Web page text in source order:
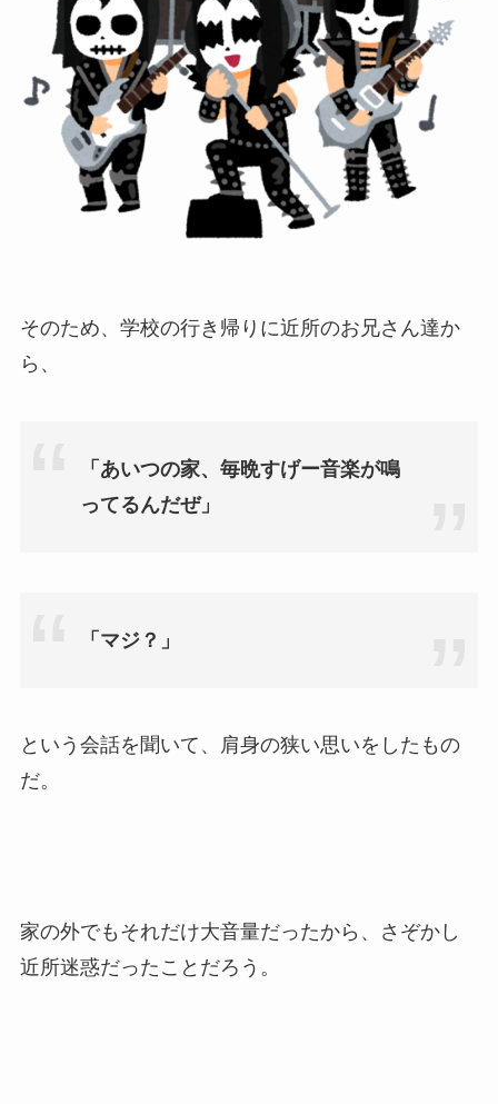
そのため、学校の行き帰りに近所のお兄さん達か
ら、
「あいつの家、毎晩すげー音楽が鳴
ってるんだぜ」
「マジ？」
という会話を聞いて、肩身の狭い思いをしたもの
だ。
家の外でもそれだけ大音量だったから、さぞかし
近所迷惑だったことだろう。